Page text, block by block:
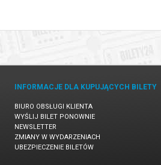
INFORMACJE DLA KUPUJĄCYCH BILETY
BIURO OBSŁUGI KLIENTA
WYŚLIJ BILET PONOWNIE
NEWSLETTER
ZMIANY W WYDARZENIACH
UBEZPIECZENIE BILETÓW